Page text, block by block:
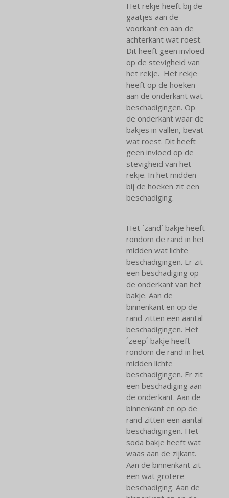
Het rekje heeft bij de
gaatjes aan de
voorkant en aan de
achterkant wat roest.
Dit heeft geen invloed
op de stevigheid van
het rekje. Het rekje
heeft op de hoeken
aan de onderkant wat
beschadigingen. Op
de onderkant waar de
bakjes in vallen, bevat
wat roest. Dit heeft
geen invloed op de
stevigheid van het
rekje. In het midden
bij de hoeken zit een
beschadiging.
Het ´zand´ bakje heeft
rondom de rand in het
midden wat lichte
beschadigingen. Er zit
een beschadiging op
de onderkant van het
bakje. Aan de
binnenkant en op de
rand zitten een aantal
beschadigingen. Het
´zeep´ bakje heeft
rondom de rand in het
midden lichte
beschadigingen. Er zit
een beschadiging aan
de onderkant. Aan de
binnenkant en op de
rand zitten een aantal
beschadigingen. Het
soda bakje heeft wat
waas aan de zijkant.
Aan de binnenkant zit
een wat grotere
beschadiging. Aan de